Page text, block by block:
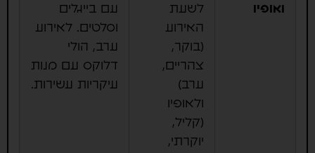
ואופיו
לשעת
האירוע
(בוקר,
צהריים,
ערב)
ולאופיו
(קליל,
יוקרתי,
עם בייגלים
וסלטים. לאירוע
ערב, הולי
דלוקס עם מנות
עיקריות עשירות.